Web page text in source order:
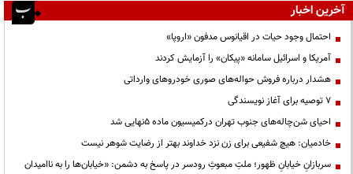
آخرین اخبار
احتمال وجود حیات در اقیانوس مدفون «اروپا»
آمریکا و اسرائیل سامانه «پیکان» را آزمایش کردند
هشدار درباره فروش حواله‌های صوری خودروهای وارداتی
۷ توصیه برای آغاز نویسندگی
احیای شن‌چاله‌های جنوب تهران درکمیسیون ماده ۵نهایی شد
خادمیان: هیچ شفیعی برای زن نزد خداوند بهتر از رضایت شوهر نیست
سربازانِ خیابانِ ظهور؛ ملتِ مبعوثِ رودسر در پاسخ به دشمن: «خیابان‌ها را به ناامیدان